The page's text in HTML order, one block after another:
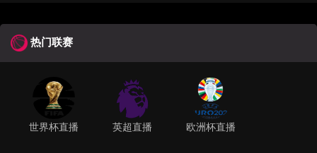
热门联赛
世界杯直播 英超直播 欧洲杯直播